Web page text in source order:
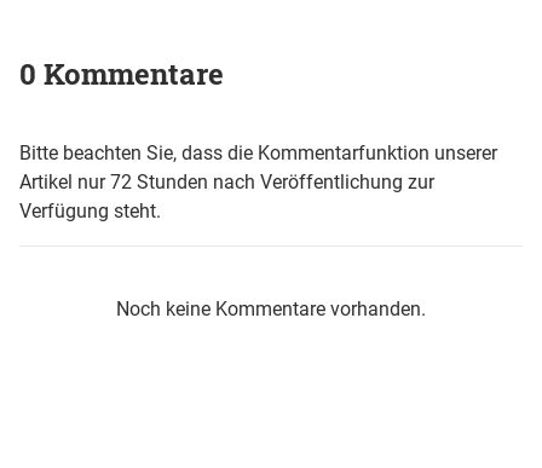
0 Kommentare
Bitte beachten Sie, dass die Kommentarfunktion unserer
Artikel nur 72 Stunden nach Veröffentlichung zur
Verfügung steht.
Noch keine Kommentare vorhanden.